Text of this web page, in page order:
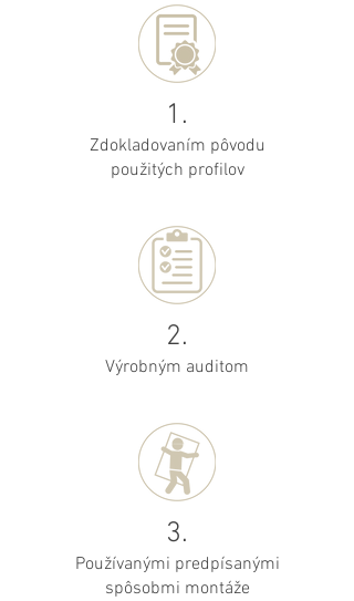
1.
Zdokladovaním pôvodu
použitých profilov
2.
Výrobným auditom
3.
Používanými predpísanými
spôsobmi montáže